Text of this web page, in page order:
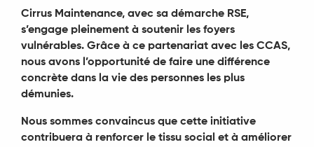
Cirrus Maintenance, avec sa démarche RSE,
s’engage pleinement à soutenir les foyers
vulnérables. Grâce à ce partenariat avec les CCAS,
nous avons l’opportunité de faire une différence
concrète dans la vie des personnes les plus
démunies.
Nous sommes convaincus que cette initiative
contribuera à renforcer le tissu social et à améliorer